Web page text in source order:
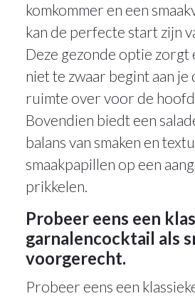
komkommer en een
kan de perfecte start zijn
Deze gezonde optie
niet te zwaar begint aan je
ruimte over voor de
Bovendien biedt een
balans van smaken en
smaakpapillen op een
prikkelen.
Probeer eens een
garnalencocktail als
voorgerecht.
Probeer eens een